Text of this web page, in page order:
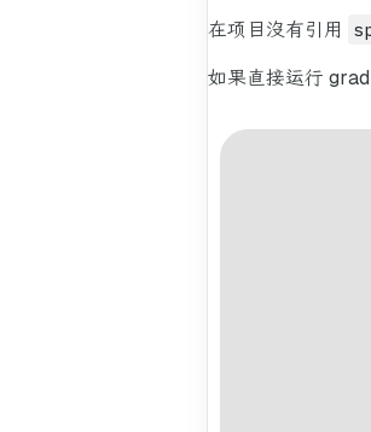
在项目没有引用
如果直接运行